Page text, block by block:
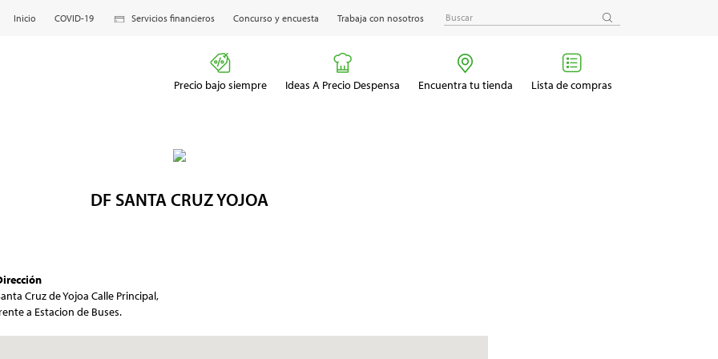
Inicio COVID-19 Servicios financieros Concurso y encuesta Trabaja con nosotros
Precio bajo siempre Ideas A Precio Despensa Encuentra tu tienda Lista de compras
DF SANTA CRUZ YOJOA
Cruz de Yojoa Calle Principal,
a Estacion de Buses.